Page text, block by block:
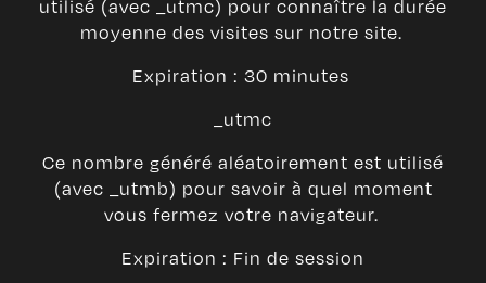
utilisé (avec _utmc) pour connaître la durée
moyenne des visites sur notre site.
Expiration : 30 minutes
_utmc
Ce nombre généré aléatoirement est utilisé
(avec _utmb) pour savoir à quel moment
vous fermez votre navigateur.
Expiration : Fin de session